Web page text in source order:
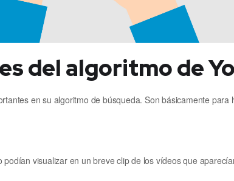
del algoritmo de
en su algoritmo de búsqueda. Son básicamente
visualizar en un breve clip de los vídeos que